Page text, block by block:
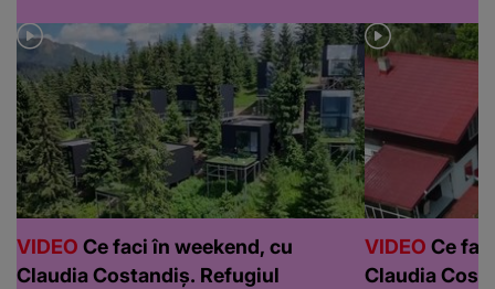
VIDEO Ce faci în weekend, cu
Claudia Costandiș. Refugiul
VIDEO Ce
Claudia